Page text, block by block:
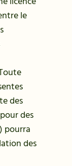
le
des
des
pourra
des